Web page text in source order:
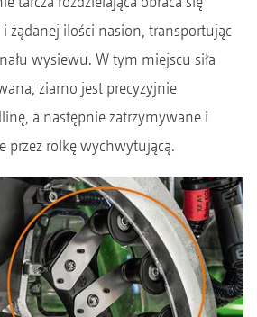
żądanej ilości nasion, transportując
wysiewu. W tym miejscu siła
ziarno jest precyzyjnie
a następnie zatrzymywane i
przez rolkę wychwytującą.